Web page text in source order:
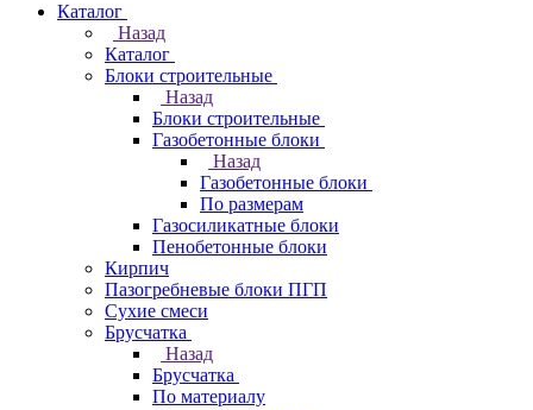
Каталог
Назад
Каталог
Блоки строительные
Назад
Блоки строительные
Газобетонные блоки
Назад
Газобетонные блоки
По размерам
Газосиликатные блоки
Пенобетонные блоки
Кирпич
Пазогребневые блоки ПГП
Сухие смеси
Брусчатка
Назад
Брусчатка
По материалу